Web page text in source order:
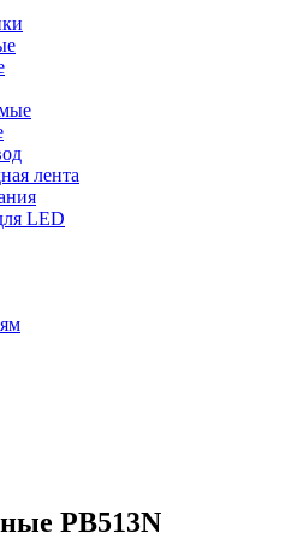
лента
LED
PB513N